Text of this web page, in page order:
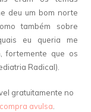
deu um bom norte
também sobre
eu queria me
fortemente que os
Radical).
gratuitamente no
compra avulsa